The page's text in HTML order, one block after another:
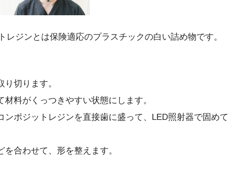
レジンとは保険適応のプラスチックの白い詰め物です。
切ります。
材料がくっつきやすい状態にします。
ンポジットレジンを直接歯に盛って、LED照射器で固めて
を合わせて、形を整えます。